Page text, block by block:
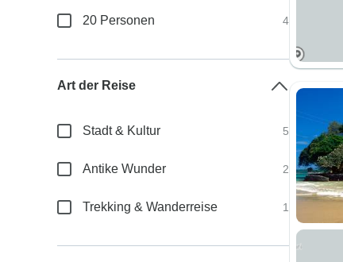
20 Personen 4
Art der Reise
Stadt & Kultur 5
Antike Wunder 2
Trekking & Wanderreise 1